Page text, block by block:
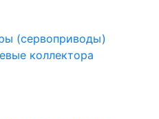
(сервоприводы)
коллектора